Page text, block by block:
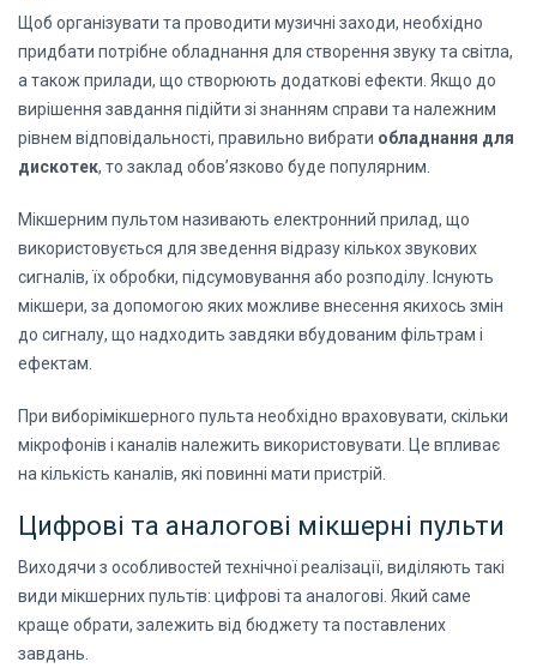
Щоб організувати та проводити музичні заходи, необхідно
придбати потрібне обладнання для створення звуку та світла,
а також прилади, що створюють додаткові ефекти. Якщо до
вирішення завдання підійти зі знанням справи та належним
рівнем відповідальності, правильно вибрати обладнання для
дискотек, то заклад обов’язково буде популярним.
Мікшерним пультом називають електронний прилад, що
використовується для зведення відразу кількох звукових
сигналів, їх обробки, підсумовування або розподілу. Існують
мікшери, за допомогою яких можливе внесення якихось змін
до сигналу, що надходить завдяки вбудованим фільтрам і
ефектам.
При виборімікшерного пульта необхідно враховувати, скільки
мікрофонів і каналів належить використовувати. Це впливає
на кількість каналів, які повинні мати пристрій.
Цифрові та аналогові мікшерні пульти
Виходячи з особливостей технічної реалізації, виділяють такі
види мікшерних пультів: цифрові та аналогові. Який саме
краще обрати, залежить від бюджету та поставлених
завдань.